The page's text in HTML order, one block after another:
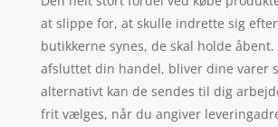
at slippe for, at skulle indrette sig
butikkerne synes, de skal holde åbent.
afsluttet din handel, bliver dine varer
alternativt kan de sendes til dig
frit vælges, når du angiver